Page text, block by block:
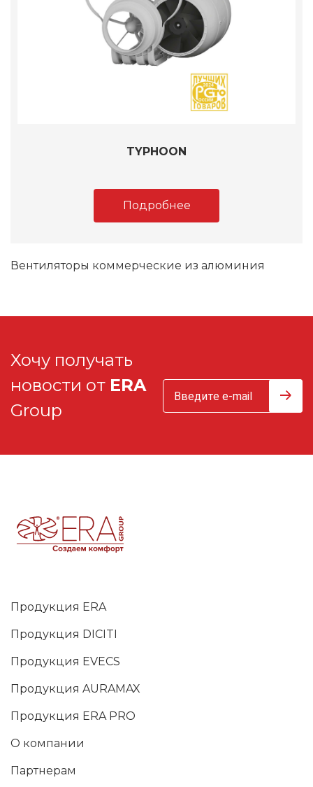
TYPHOON
Подробнее
Вентиляторы коммерческие из алюминия
Хочу получать
новости от ERA
Group
Продукция ERA
Продукция DICITI
Продукция EVECS
Продукция AURAMAX
Продукция ERA PRO
О компании
Партнерам